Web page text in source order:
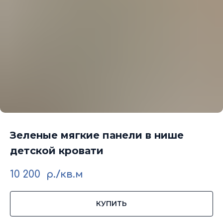
Зеленые мягкие панели в нише
детской кровати
10 200 р./кв.м
КУПИТЬ